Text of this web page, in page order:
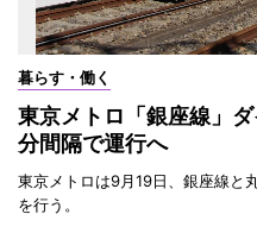
暮らす・働く
東京メトロ「銀座線」
分間隔で運行へ
東京メトロは9月19日、銀座線と
を行う。